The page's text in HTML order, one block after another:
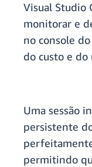
Visual Studio
monitorar e
no console
do custo e do
Uma sessão
persistente
permitindo